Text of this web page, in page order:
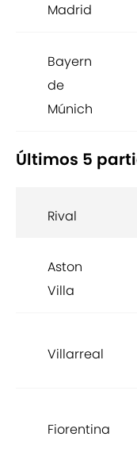
Madrid
Bayern
de
Múnich
Últimos 5
Rival
Aston
Villa
Villarreal
Fiorentina